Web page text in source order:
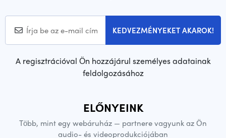
KEDVEZMÉNYEKET AKAROK!
A regisztrációval Ön hozzájárul személyes adatainak
feldolgozásához
ELŐNYEINK
Több, mint egy webáruház — partnere vagyunk az Ön
audio- és videoprodukciójában